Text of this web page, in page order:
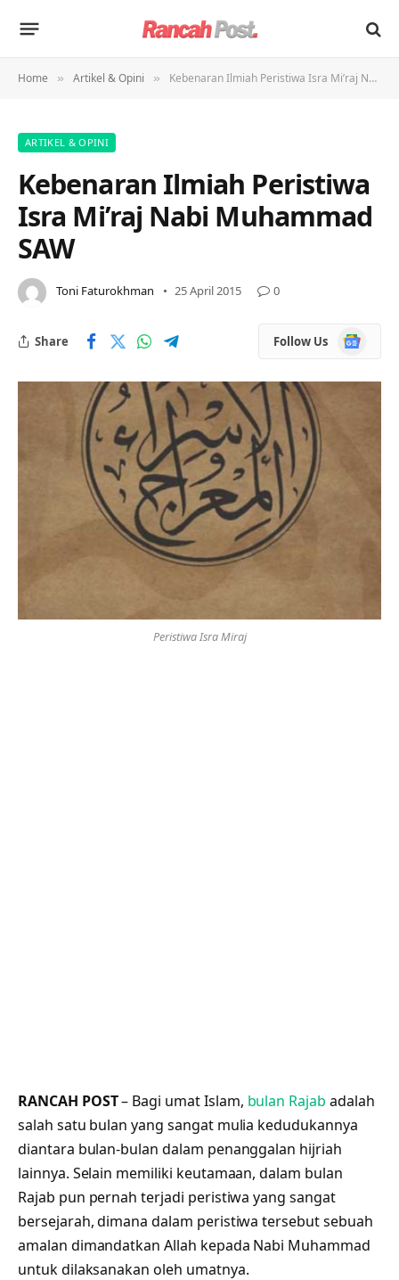
Home » Artikel & Opini » Kebenaran Ilmiah Peristiwa Isra Mi’raj Nabi Muhammad SAW
ARTIKEL & OPINI
Kebenaran Ilmiah Peristiwa
Isra Mi’raj Nabi Muhammad
SAW
Toni Faturokhman 25 April 2015 0
Share Follow Us
Google
News
Peristiwa Isra Miraj
RANCAH POST– Bagi umat Islam, bulan Rajab adalah
salah satu bulan yang sangat mulia kedudukannya
diantara bulan-bulan dalam penanggalan hijriah
lainnya. Selain memiliki keutamaan, dalam bulan
Rajab pun pernah terjadi peristiwa yang sangat
bersejarah, dimana dalam peristiwa tersebut sebuah
amalan dimandatkan Allah kepada Nabi Muhammad
untuk dilaksanakan oleh umatnya.